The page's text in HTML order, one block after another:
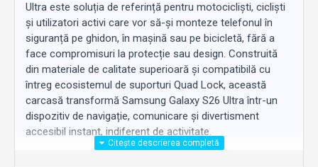
Ultra este soluția de referință pentru motocicliști, cicliști
și utilizatori activi care vor să-și monteze telefonul în
siguranță pe ghidon, în mașină sau pe bicicletă, fără a
face compromisuri la protecție sau design. Construită
din materiale de calitate superioară și compatibilă cu
întreg ecosistemul de suporturi Quad Lock, această
carcasă transformă Samsung Galaxy S26 Ultra într-un
dispozitiv de navigație, comunicare și divertisment
accesibil instant, indiferent de activitate.